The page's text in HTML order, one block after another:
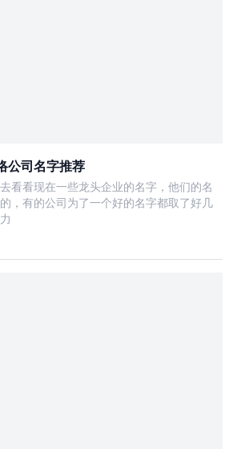
公司名字推荐
看看现在一些龙头企业的名字，他们的名
，有的公司为了一个好的名字都取了好几